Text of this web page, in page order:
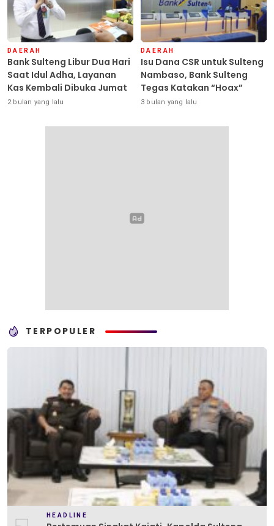
DAERAH
Bank Sulteng Libur Dua Hari
Saat Idul Adha, Layanan
Kas Kembali Dibuka Jumat
2 bulan yang lalu
DAERAH
Isu Dana CSR untuk Sulteng
Nambaso, Bank Sulteng
Tegas Katakan “Hoax”
3 bulan yang lalu
TERPOPULER
HEADLINE